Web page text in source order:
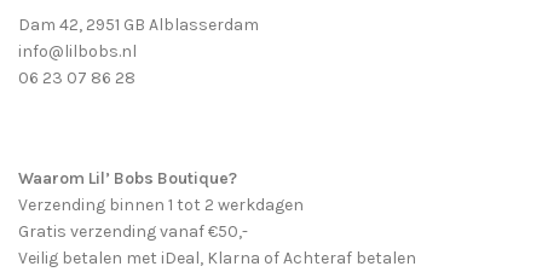
Dam 42, 2951 GB Alblasserdam
info@lilbobs.nl
06 23 07 86 28
Waarom Lil’ Bobs Boutique?
Verzending binnen 1 tot 2 werkdagen
Gratis verzending vanaf €50,-
Veilig betalen met iDeal, Klarna of Achteraf betalen